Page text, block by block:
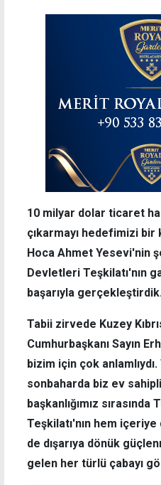
10 milyar dolar ticaret
çıkarmayı hedefimizi
Hoca Ahmet Yesevi'nin
Devletleri Teşkilatı'nın
başarıyla
Tabii zirvede Kuzey
Cumhurbaşkanı Sayın
bizim için çok
sonbaharda biz ev
başkanlığımız
Teşkilatı'nın hem
de dışarıya dönük
gelen her türlü çabayı